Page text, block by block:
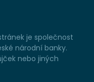
je společnost
národní banky.
nebo jiných